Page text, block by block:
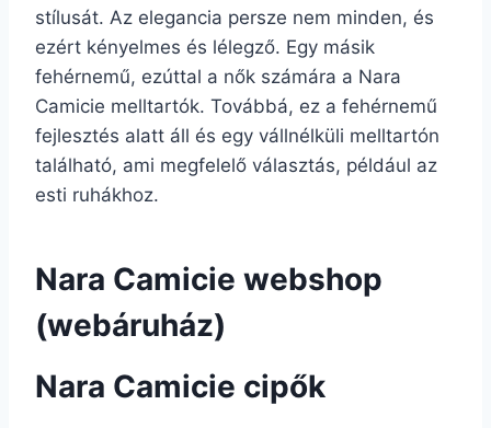
stílusát. Az elegancia persze nem minden, és
ezért kényelmes és lélegző. Egy másik
fehérnemű, ezúttal a nők számára a Nara
Camicie melltartók. Továbbá, ez a fehérnemű
fejlesztés alatt áll és egy vállnélküli melltartón
található, ami megfelelő választás, például az
esti ruhákhoz.
Nara Camicie webshop
(webáruház)
Nara Camicie cipők